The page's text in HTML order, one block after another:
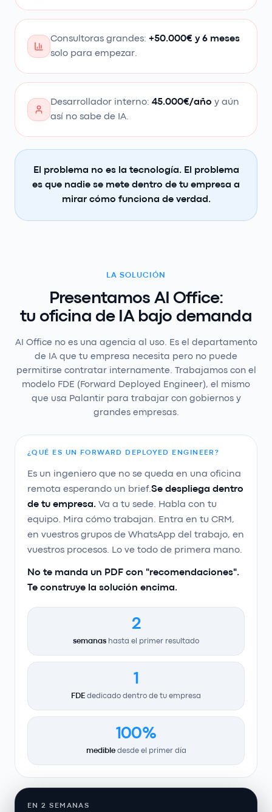
Consultoras grandes: +50.000€ y 6 meses
solo para empezar.
Desarrollador interno: 45.000€/año y aún
así no sabe de IA.
El problema no es la tecnología. El problema
es que nadie se mete dentro de tu empresa a
mirar cómo funciona de verdad.
LA SOLUCIÓN
Presentamos AI Office:
tu oficina de IA bajo demanda
AI Office no es una agencia al uso. Es el departamento
de IA que tu empresa necesita pero no puede
permitirse contratar internamente. Trabajamos con el
modelo FDE (Forward Deployed Engineer), el mismo
que usa Palantir para trabajar con gobiernos y
grandes empresas.
¿QUÉ ES UN FORWARD DEPLOYED ENGINEER?
Es un ingeniero que no se queda en una oficina
remota esperando un brief.Se despliega dentro
de tu empresa. Va a tu sede. Habla con tu
equipo. Mira cómo trabajan. Entra en tu CRM,
en vuestros grupos de WhatsApp del trabajo, en
vuestros procesos. Lo ve todo de primera mano.
No te manda un PDF con "recomendaciones".
Te construye la solución encima.
2
semanas hasta el primer resultado
1
FDE dedicado dentro de tu empresa
100%
medible desde el primer día
EN 2 SEMANAS